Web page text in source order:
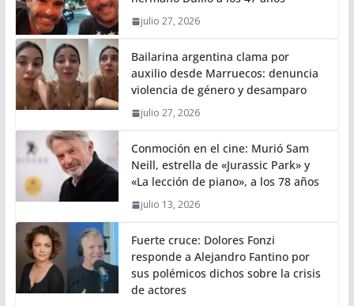
julio 27, 2026
Bailarina argentina clama por
auxilio desde Marruecos: denuncia
violencia de género y desamparo
julio 27, 2026
Conmoción en el cine: Murió Sam
Neill, estrella de «Jurassic Park» y
«La lección de piano», a los 78 años
julio 13, 2026
Fuerte cruce: Dolores Fonzi
responde a Alejandro Fantino por
sus polémicos dichos sobre la crisis
de actores